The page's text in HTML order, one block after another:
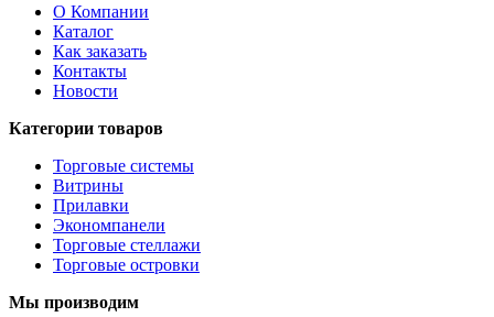
О Компании
Каталог
Как заказать
Контакты
Новости
Категории товаров
Торговые системы
Витрины
Прилавки
Экономпанели
Торговые стеллажи
Торговые островки
Мы производим